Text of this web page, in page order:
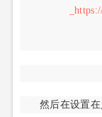
然后在设置